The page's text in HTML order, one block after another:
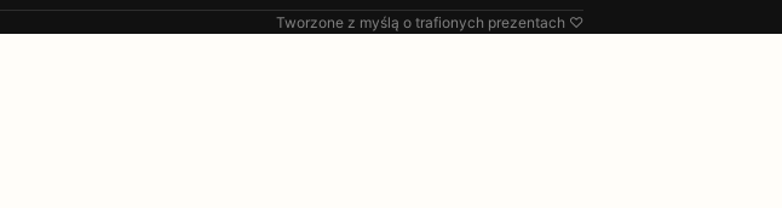
Tworzone z myślą o trafionych prezentach ♡